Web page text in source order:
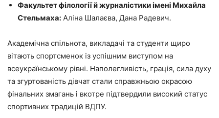
Факультет філології й журналістики імені Михайла
Стельмаха: Аліна Шалаєва, Дана Радевич.
Академічна спільнота, викладачі та студенти щиро
вітають спортсменок із успішним виступом на
всеукраїнському рівні. Наполегливість, грація, сила духу
та згуртованість дівчат стали справжньою окрасою
фінальних змагань і вкотре підтвердили високий статус
спортивних традицій ВДПУ.